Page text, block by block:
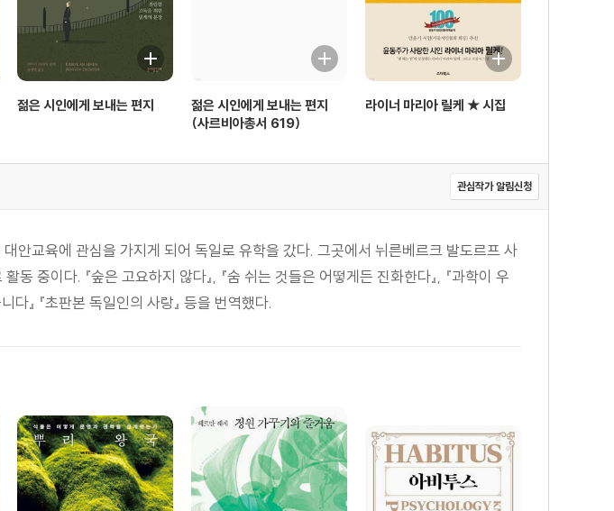
젊은 시인에게 보내는 편지
젊은 시인에게 보내는 편지
(사르비아총서 619)
라이너 마리아 릴케 ★ 시집
관심작가 알림신청
안교육에 관심을 가지게 되어 독일로 유학을 갔다. 그곳에서 뉘른베르크 발도르프 사
중이다. 『숲은 고요하지 않다』, 『숨 쉬는 것들은 어떻게든 진화한다』, 『과학이 우
』 『초판본 독일인의 사랑』 등을 번역했다.